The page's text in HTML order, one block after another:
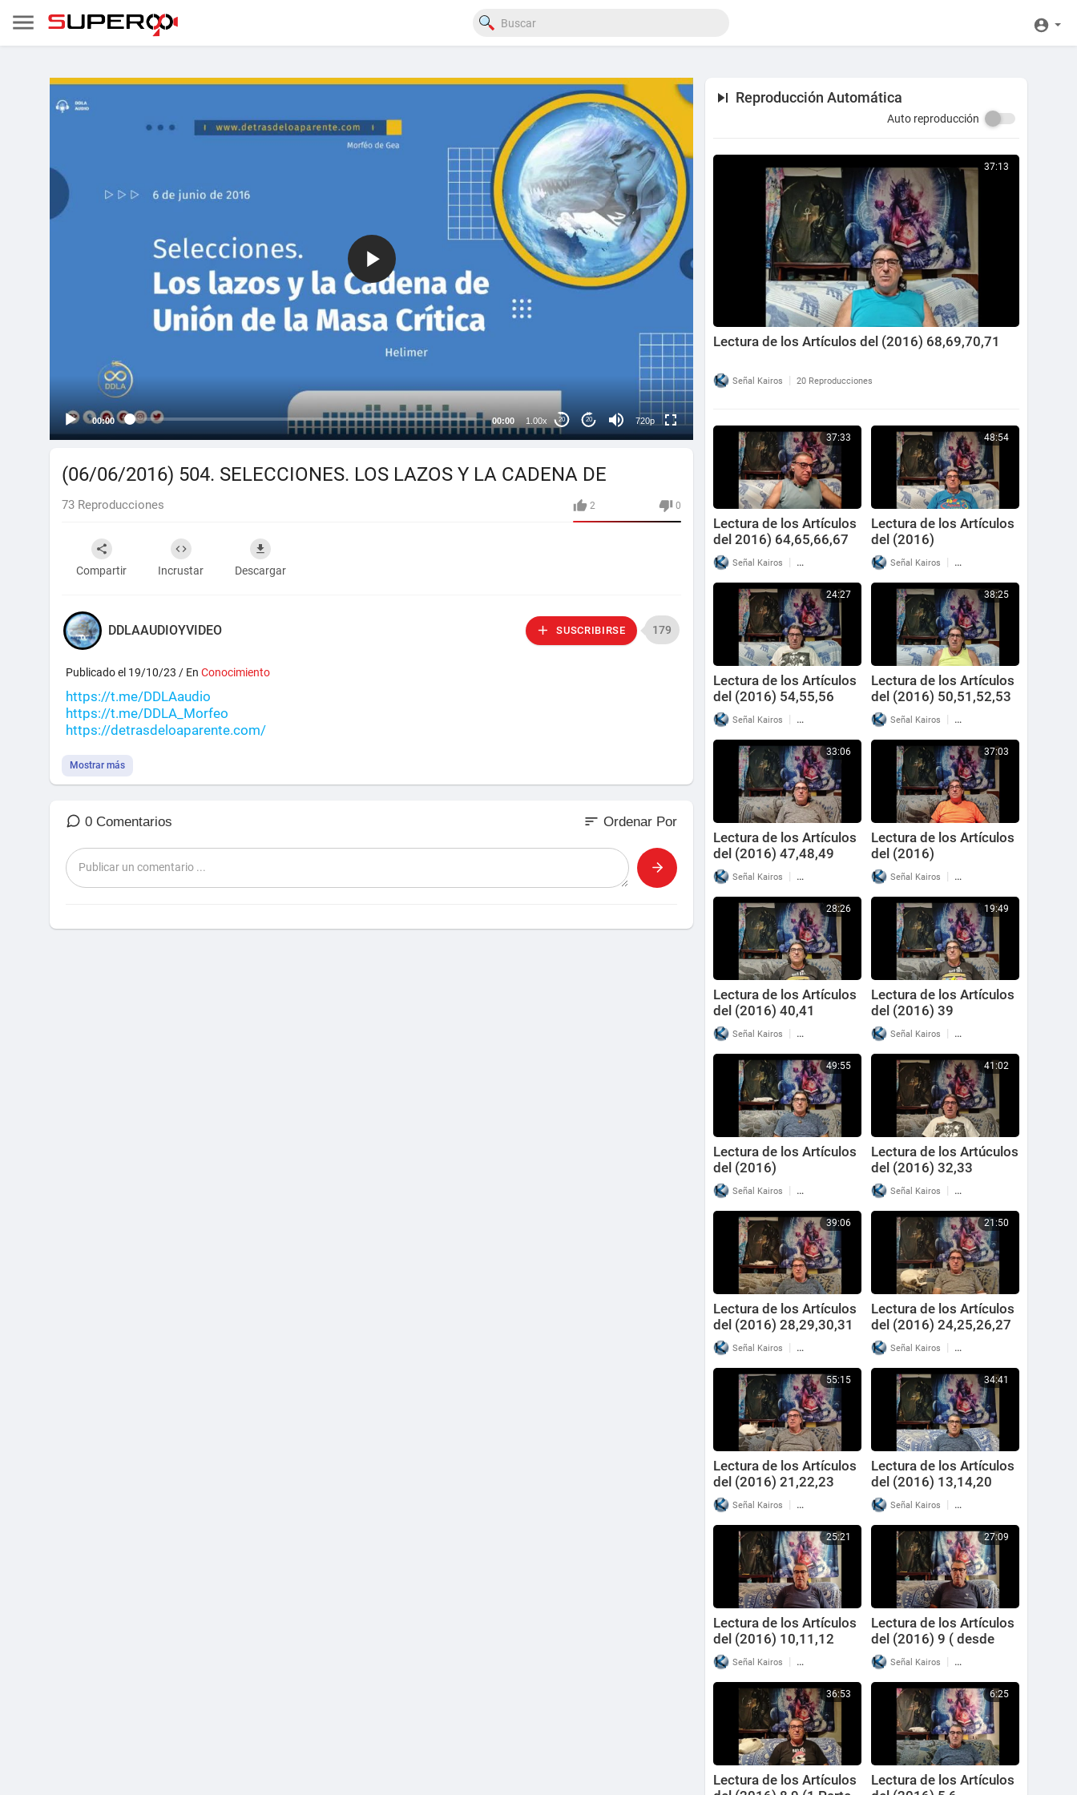
00:00 00:00 1.00x 20 20 720p
720p
240p
auto
Reproducción Automática
Auto reproducción
37:13
Lectura de los Artículos del (2016) 68,69,70,71
Señal Kairos | 20 Reproducciones
37:33
Lectura de los Artículos
del 2016) 64,65,66,67
Señal Kairos | 32 Reproducciones
48:54
Lectura de los Artículos
del (2016)
57,58,59,60,61,62,63
Señal Kairos | 19 Reproducciones
24:27
Lectura de los Artículos
del (2016) 54,55,56
Señal Kairos | 24 Reproducciones
38:25
Lectura de los Artículos
del (2016) 50,51,52,53
Señal Kairos | 59 Reproducciones
33:06
Lectura de los Artículos
del (2016) 47,48,49
Señal Kairos | 37 Reproducciones
37:03
Lectura de los Artículos
del (2016)
42,43,44,45,46
Señal Kairos | 32 Reproducciones
28:26
Lectura de los Artículos
del (2016) 40,41
Señal Kairos | 38 Reproducciones
19:49
Lectura de los Artículos
del (2016) 39
Señal Kairos | 34 Reproducciones
49:55
Lectura de los Artículos
del (2016)
34,35,36,37,38
Señal Kairos | 27 Reproducciones
41:02
Lectura de los Artúculos
del (2016) 32,33
Señal Kairos | 41 Reproducciones
39:06
Lectura de los Artículos
del (2016) 28,29,30,31
Señal Kairos | 27 Reproducciones
21:50
Lectura de los Artículos
del (2016) 24,25,26,27
Señal Kairos | 33 Reproducciones
55:15
Lectura de los Artículos
del (2016) 21,22,23
Señal Kairos | 29 Reproducciones
34:41
Lectura de los Artículos
del (2016) 13,14,20
Señal Kairos | 49 Reproducciones
25:21
Lectura de los Artículos
del (2016) 10,11,12
Señal Kairos | 32 Reproducciones
27:09
Lectura de los Artículos
del (2016) 9 ( desde
pregunta 13 hasta
31,final) 2 parte
Señal Kairos | 72 Reproducciones
36:53
Lectura de los Artículos
6:25
Lectura de los Artículos
(06/06/2016) 504. SELECCIONES. LOS LAZOS Y LA CADENA DE
2 0
73 Reproducciones
Compartir Incrustar Descargar
DDLAAUDIOYVIDEO SUSCRIBIRSE 179
Publicado el 19/10/23 / En Conocimiento
https://t.me/DDLAaudio
https://t.me/DDLA_Morfeo
https://detrasdeloaparente.com/
Mostrar más
0 Comentarios sort Ordenar Por